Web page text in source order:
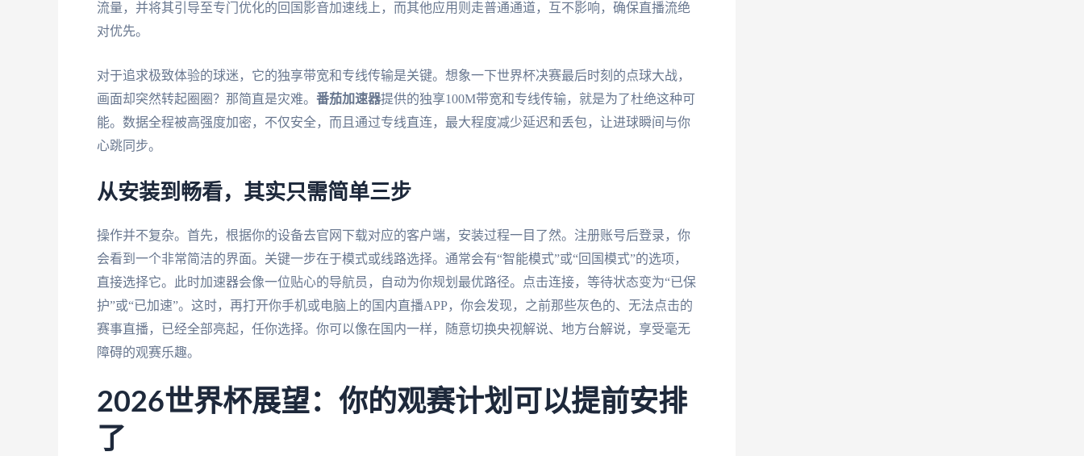
流量，并将其引导至专门优化的回国影音加速线上，而其他应用则走普通通道，互不影响，确保直播流绝
对优先。
对于追求极致体验的球迷，它的独享带宽和专线传输是关键。想象一下世界杯决赛最后时刻的点球大战，
画面却突然转起圈圈？那简直是灾难。 番茄加速器提供的独享100M带宽和专线传输，就是为了杜绝这种可
能。数据全程被高强度加密，不仅安全，而且通过专线直连，最大程度减少延迟和丢包，让进球瞬间与你
心跳同步。
从安装到畅看，其实只需简单三步
操作并不复杂。首先，根据你的设备去官网下载对应的客户端，安装过程一目了然。注册账号后登录，你
会看到一个非常简洁的界面。关键一步在于模式或线路选择。通常会有“智能模式”或“回国模式”的选项，
直接选择它。此时加速器会像一位贴心的导航员，自动为你规划最优路径。点击连接，等待状态变为“已保
护”或“已加速”。这时，再打开你手机或电脑上的国内直播APP，你会发现，之前那些灰色的、无法点击的
赛事直播，已经全部亮起，任你选择。你可以像在国内一样，随意切换央视解说、地方台解说，享受毫无
障碍的观赛乐趣。
2026世界杯展望：你的观赛计划可以提前安排
了